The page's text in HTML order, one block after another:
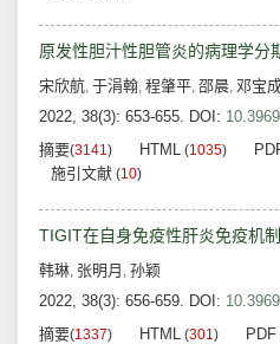
原发性胆汁性胆管炎的病理学分
宋欣航, 于涓翰, 程肇平, 邵晨, 邓宝
2022, 38(3): 653-655. DOI:
摘要(3141) HTML (1035)
施引文献 (10)
TIGIT在自身免疫性肝炎免疫机
韩琳, 张明月 , 孙颖
2022, 38(3): 656-659. DOI:
摘要(1337) HTML (301)